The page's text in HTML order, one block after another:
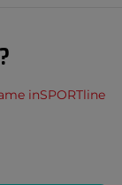
inSPORTline